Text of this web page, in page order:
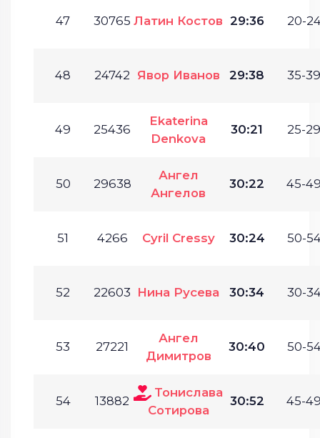
47 30765 Латин Костов 29:36 20-
48 24742 Явор Иванов 29:38 35-
49 25436
Ekaterina
Denkova
30:21 25-
50 29638
Ангел
Ангелов
30:22 45-
51 4266 Cyril Cressy 30:24 50-
52 22603 Нина Русева 30:34 30-
53 27221
Ангел
Димитров
30:40 50-
54 13882
Тонислава
Сотирова
30:52 45-